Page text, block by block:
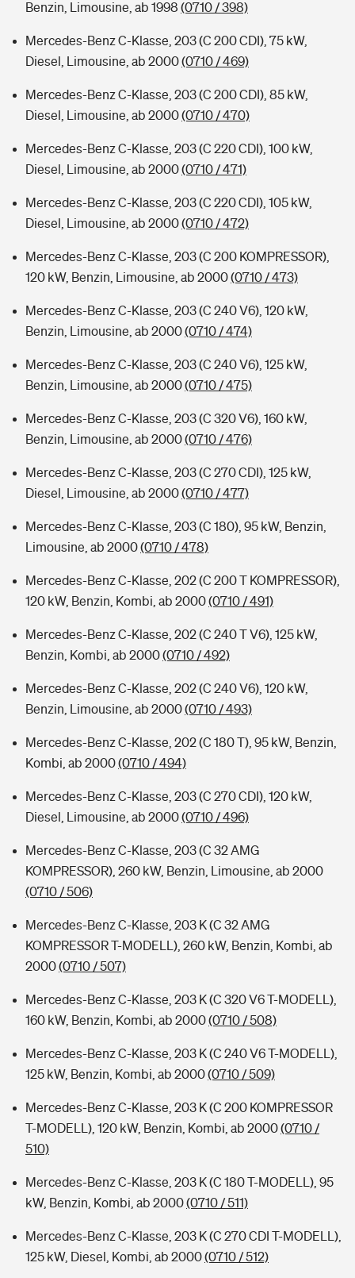
Benzin, Limousine, ab 1998 (0710 / 398)
Mercedes-Benz C-Klasse, 203 (C 200 CDI), 75 kW,
Diesel, Limousine, ab 2000(0710 / 469)
Mercedes-Benz C-Klasse, 203 (C 200 CDI), 85 kW,
Diesel, Limousine, ab 2000(0710 / 470)
Mercedes-Benz C-Klasse, 203 (C 220 CDI), 100 kW,
Diesel, Limousine, ab 2000(0710 / 471)
Mercedes-Benz C-Klasse, 203 (C 220 CDI), 105 kW,
Diesel, Limousine, ab 2000(0710 / 472)
Mercedes-Benz C-Klasse, 203 (C 200 KOMPRESSOR),
120 kW, Benzin, Limousine, ab 2000(0710 / 473)
Mercedes-Benz C-Klasse, 203 (C 240 V6), 120 kW,
Benzin, Limousine, ab 2000(0710 / 474)
Mercedes-Benz C-Klasse, 203 (C 240 V6), 125 kW,
Benzin, Limousine, ab 2000(0710 / 475)
Mercedes-Benz C-Klasse, 203 (C 320 V6), 160 kW,
Benzin, Limousine, ab 2000(0710 / 476)
Mercedes-Benz C-Klasse, 203 (C 270 CDI), 125 kW,
Diesel, Limousine, ab 2000(0710 / 477)
Mercedes-Benz C-Klasse, 203 (C 180), 95 kW, Benzin,
Limousine, ab 2000(0710 / 478)
Mercedes-Benz C-Klasse, 202 (C 200 T KOMPRESSOR),
120 kW, Benzin, Kombi, ab 2000(0710 / 491)
Mercedes-Benz C-Klasse, 202 (C 240 T V6), 125 kW,
Benzin, Kombi, ab 2000(0710 / 492)
Mercedes-Benz C-Klasse, 202 (C 240 V6), 120 kW,
Benzin, Limousine, ab 2000(0710 / 493)
Mercedes-Benz C-Klasse, 202 (C 180 T), 95 kW, Benzin,
Kombi, ab 2000(0710 / 494)
Mercedes-Benz C-Klasse, 203 (C 270 CDI), 120 kW,
Diesel, Limousine, ab 2000(0710 / 496)
Mercedes-Benz C-Klasse, 203 (C 32 AMG
KOMPRESSOR), 260 kW, Benzin, Limousine, ab 2000
(0710 / 506)
Mercedes-Benz C-Klasse, 203 K (C 32 AMG
KOMPRESSOR T-MODELL), 260 kW, Benzin, Kombi, ab
2000(0710 / 507)
Mercedes-Benz C-Klasse, 203 K (C 320 V6 T-MODELL),
160 kW, Benzin, Kombi, ab 2000(0710 / 508)
Mercedes-Benz C-Klasse, 203 K (C 240 V6 T-MODELL),
125 kW, Benzin, Kombi, ab 2000(0710 / 509)
Mercedes-Benz C-Klasse, 203 K (C 200 KOMPRESSOR
T-MODELL), 120 kW, Benzin, Kombi, ab 2000(0710 /
510)
Mercedes-Benz C-Klasse, 203 K (C 180 T-MODELL), 95
kW, Benzin, Kombi, ab 2000(0710 / 511)
Mercedes-Benz C-Klasse, 203 K (C 270 CDI T-MODELL),
125 kW, Diesel, Kombi, ab 2000(0710 / 512)